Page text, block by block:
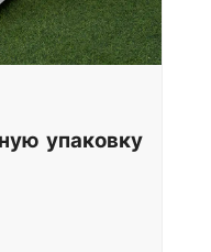
упаковку